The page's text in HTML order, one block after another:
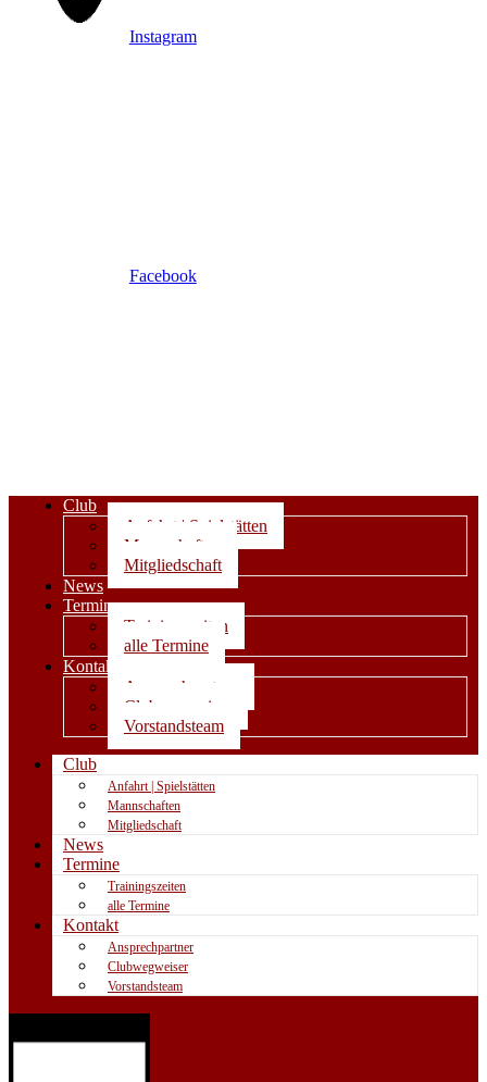
Instagram
Facebook
Club
Anfahrt | Spielstätten
Mannschaften
Mitgliedschaft
News
Termine
Trainingszeiten
alle Termine
Kontakt
Ansprechpartner
Clubwegweiser
Vorstandsteam
Club
Anfahrt | Spielstätten
Mannschaften
Mitgliedschaft
News
Termine
Trainingszeiten
alle Termine
Kontakt
Ansprechpartner
Clubwegweiser
Vorstandsteam